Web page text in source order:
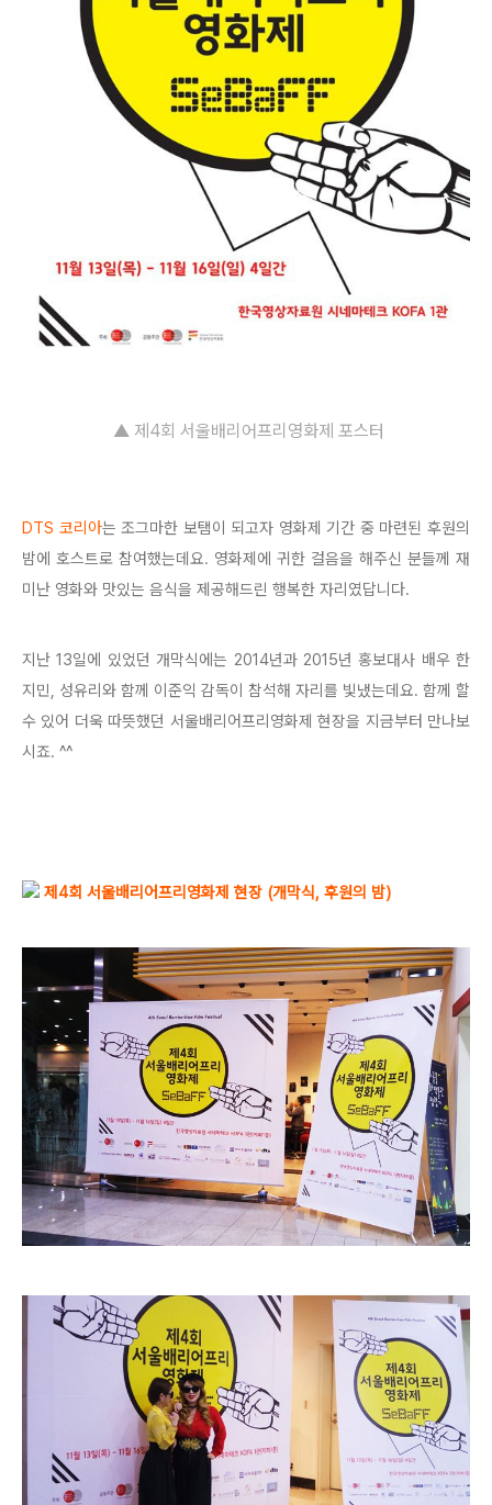
▲ 제4회 서울배리어프리영화제 포스터
DTS 코리아는 조그마한 보탬이 되고자 영화제 기간 중 마련된 후원의
밤에 호스트로 참여했는데요. 영화제에 귀한 걸음을 해주신 분들께 재
미난 영화와 맛있는 음식을 제공해드린 행복한 자리였답니다.
지난 13일에 있었던 개막식에는 2014년과 2015년 홍보대사 배우 한
지민, 성유리와 함께 이준익 감독이 참석해 자리를 빛냈는데요. 함께 할
수 있어 더욱 따뜻했던 서울배리어프리영화제 현장을 지금부터 만나보
시죠. ^^
제4회 서울배리어프리영화제 현장 (개막식, 후원의 밤)